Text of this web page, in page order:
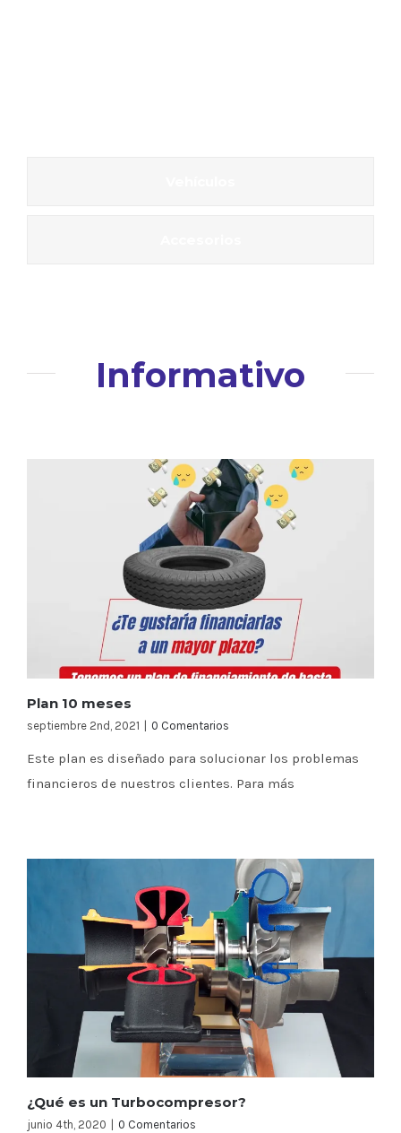
Informativo
Plan 10 meses
septiembre 2nd, 2021 0 Comentarios
Este plan es diseñado para solucionar los problemas
financieros de nuestros clientes. Para más
¿Qué es un Turbocompresor?
junio 4th, 2020 0 Comentarios